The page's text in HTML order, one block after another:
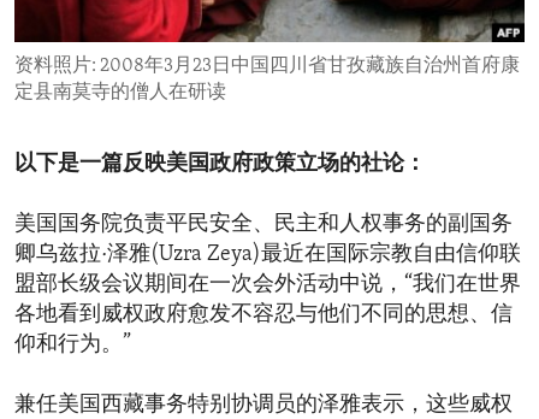
资料照片: 2008年3月23日中国四川省甘孜藏族自治州首府康
定县南莫寺的僧人在研读
以下是一篇反映美国政府政策立场的社论：
美国国务院负责平民安全、民主和人权事务的副国务
卿乌兹拉·泽雅(Uzra Zeya)最近在国际宗教自由信仰联
盟部长级会议期间在一次会外活动中说，“我们在世界
各地看到威权政府愈发不容忍与他们不同的思想、信
仰和行为。”
兼任美国西藏事务特别协调员的泽雅表示，这些威权